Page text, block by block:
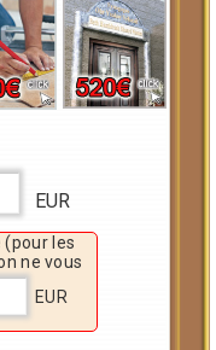
EUR
les
ne vous
EUR